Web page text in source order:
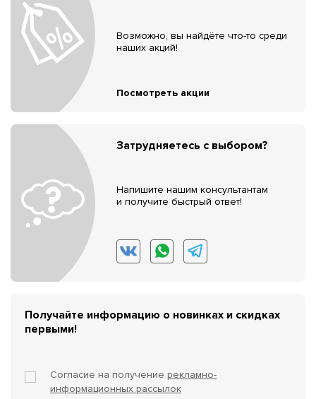
Возможно, вы найдёте что-то среди
наших акций!
Посмотреть акции
Затрудняетесь с выбором?
Напишите нашим консультантам
и получите быстрый ответ!
Получайте информацию о новинках и скидках
первыми!
Согласие на получение рекламно-
информационных рассылок